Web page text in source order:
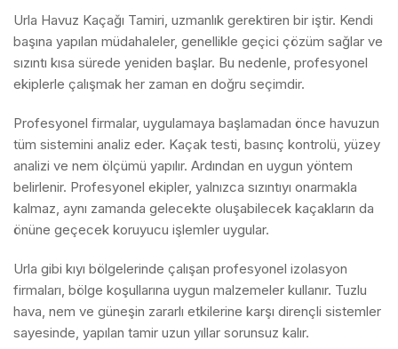
Urla Havuz Kaçağı Tamiri, uzmanlık gerektiren bir iştir. Kendi
başına yapılan müdahaleler, genellikle geçici çözüm sağlar ve
sızıntı kısa sürede yeniden başlar. Bu nedenle, profesyonel
ekiplerle çalışmak her zaman en doğru seçimdir.
Profesyonel firmalar, uygulamaya başlamadan önce havuzun
tüm sistemini analiz eder. Kaçak testi, basınç kontrolü, yüzey
analizi ve nem ölçümü yapılır. Ardından en uygun yöntem
belirlenir. Profesyonel ekipler, yalnızca sızıntıyı onarmakla
kalmaz, aynı zamanda gelecekte oluşabilecek kaçakların da
önüne geçecek koruyucu işlemler uygular.
Urla gibi kıyı bölgelerinde çalışan profesyonel izolasyon
firmaları, bölge koşullarına uygun malzemeler kullanır. Tuzlu
hava, nem ve güneşin zararlı etkilerine karşı dirençli sistemler
sayesinde, yapılan tamir uzun yıllar sorunsuz kalır.